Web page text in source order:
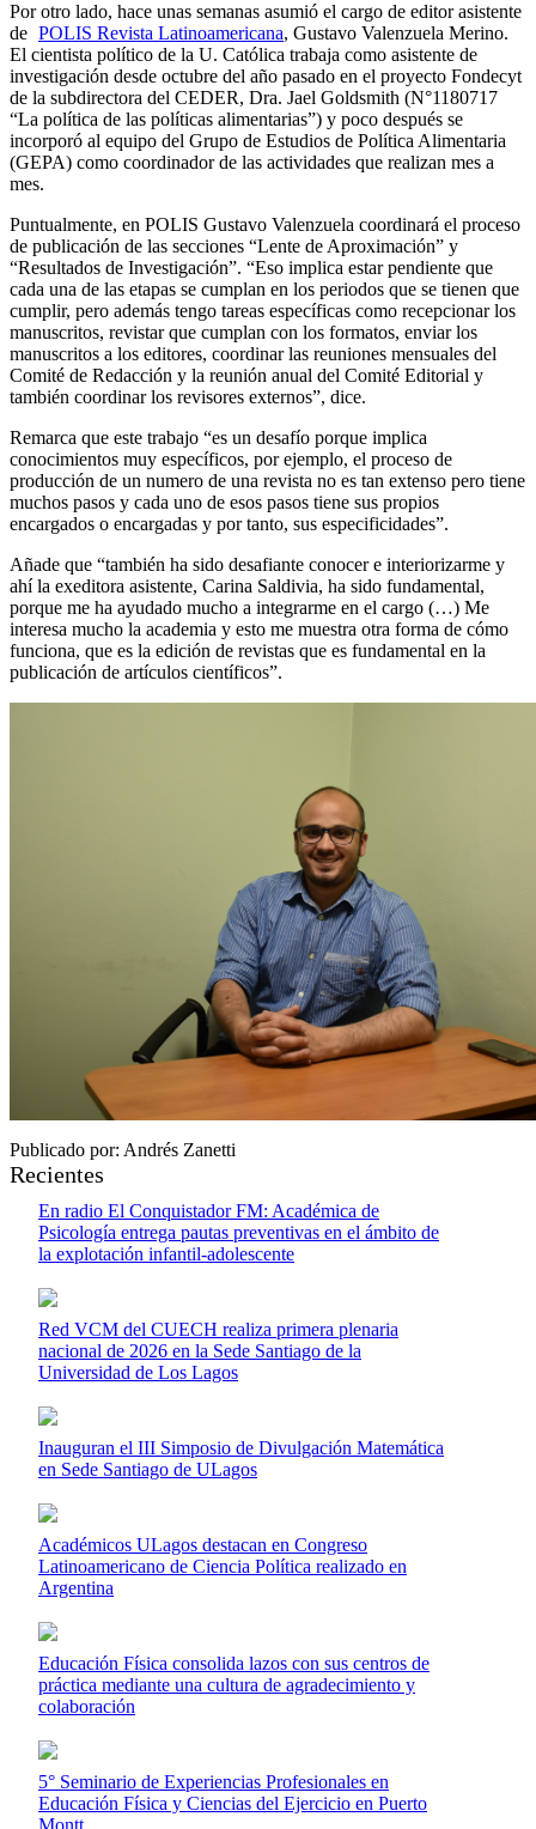
Por otro lado, hace unas semanas asumió el cargo de editor asistente
de POLIS Revista Latinoamericana, Gustavo Valenzuela Merino.
El cientista político de la U. Católica trabaja como asistente de
investigación desde octubre del año pasado en el proyecto Fondecyt
de la subdirectora del CEDER, Dra. Jael Goldsmith (N°1180717
“La política de las políticas alimentarias”) y poco después se
incorporó al equipo del Grupo de Estudios de Política Alimentaria
(GEPA) como coordinador de las actividades que realizan mes a
mes.
Puntualmente, en POLIS Gustavo Valenzuela coordinará el proceso
de publicación de las secciones “Lente de Aproximación” y
“Resultados de Investigación”. “Eso implica estar pendiente que
cada una de las etapas se cumplan en los periodos que se tienen que
cumplir, pero además tengo tareas específicas como recepcionar los
manuscritos, revistar que cumplan con los formatos, enviar los
manuscritos a los editores, coordinar las reuniones mensuales del
Comité de Redacción y la reunión anual del Comité Editorial y
también coordinar los revisores externos”, dice.
Remarca que este trabajo “es un desafío porque implica
conocimientos muy específicos, por ejemplo, el proceso de
producción de un numero de una revista no es tan extenso pero tiene
muchos pasos y cada uno de esos pasos tiene sus propios
encargados o encargadas y por tanto, sus especificidades”.
Añade que “también ha sido desafiante conocer e interiorizarme y
ahí la exeditora asistente, Carina Saldivia, ha sido fundamental,
porque me ha ayudado mucho a integrarme en el cargo (…) Me
interesa mucho la academia y esto me muestra otra forma de cómo
funciona, que es la edición de revistas que es fundamental en la
publicación de artículos científicos”.
Publicado por: Andrés Zanetti
Recientes
En radio El Conquistador FM: Académica de
Psicología entrega pautas preventivas en el ámbito de
la explotación infantil-adolescente
Red VCM del CUECH realiza primera plenaria
nacional de 2026 en la Sede Santiago de la
Universidad de Los Lagos
Inauguran el III Simposio de Divulgación Matemática
en Sede Santiago de ULagos
Académicos ULagos destacan en Congreso
Latinoamericano de Ciencia Política realizado en
Argentina
Educación Física consolida lazos con sus centros de
práctica mediante una cultura de agradecimiento y
colaboración
5° Seminario de Experiencias Profesionales en
Educación Física y Ciencias del Ejercicio en Puerto
Montt